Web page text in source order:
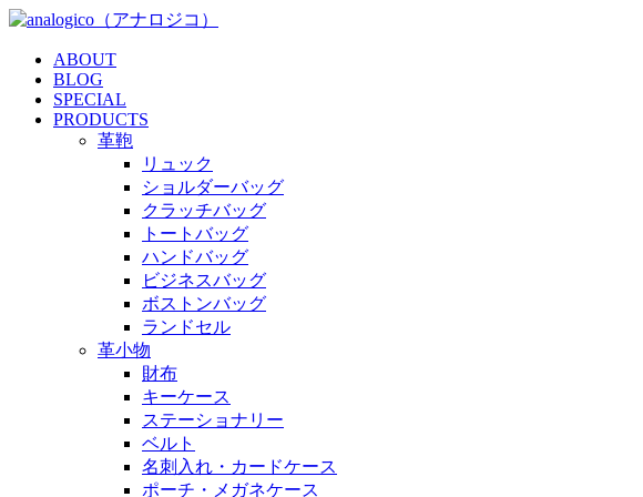
ABOUT
BLOG
SPECIAL
PRODUCTS
革鞄
リュック
ショルダーバッグ
クラッチバッグ
トートバッグ
ハンドバッグ
ビジネスバッグ
ボストンバッグ
ランドセル
革小物
財布
キーケース
ステーショナリー
ベルト
名刺入れ・カードケース
ポーチ・メガネケース